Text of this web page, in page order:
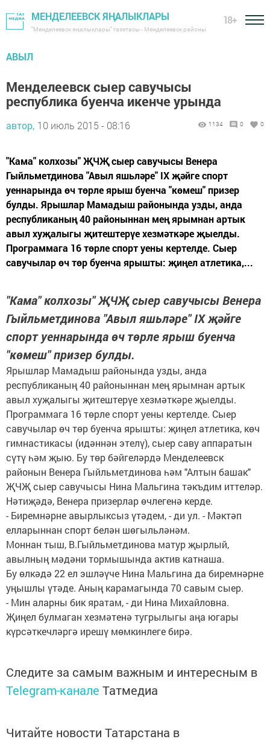
МЕНДЕЛЕЕВСК ЯҢАЛЫКЛАРЫ
"Менделеевск яңалыклары" газетасы - Менделеевск районы
18+
АВЫЛ
Менделеевск сыер савучысы
республика буенча икенче урында
автор, 10 июль 2015 - 08:16 1134 0 0
"Кама" колхозы" ҖЧҖ сыер савучысы Венера
Гыйльметдинова "Авыл яшьләре" IX җәйге спорт
уеннарында өч төрле ярыш буенча "көмеш" призер
булды. Ярышлар Мамадыш районында узды, анда
республиканың 40 районыннан мең ярымнан артык
авыл хуҗалыгы җитештерүе хезмәткәре җыелды.
Программага 16 төрле спорт уены кертелде. Сыер
савучылар өч төр буенча ярышты: җиңел атлетика,...
"Кама" колхозы" ҖЧҖ сыер савучысы Венера
Гыйльметдинова "Авыл яшьләре" IX җәйге
спорт уеннарында өч төрле ярыш буенча
"көмеш" призер булды.
Ярышлар Мамадыш районында узды, анда
республиканың 40 районыннан мең ярымнан артык
авыл хуҗалыгы җитештерүе хезмәткәре җыелды.
Программага 16 төрле спорт уены кертелде. Сыер
савучылар өч төр буенча ярышты: җиңел атлетика, көч
гимнастикасы (идәннән этелү), сыер саву аппаратын
сүтү һәм җыю. Бу төр бәйгеләрдә Менделеевск
районын Венера Гыйльметдинова һәм "Алтын башак"
ҖЧҖ сыер савучысы Нина Мальгина тәкъдим иттеләр.
Нәтиҗәдә, Венера призерлар өчлегенә керде.
- Биремнәрне авырлыксыз үтәдем, - ди ул. - Мәктәп
елларыннан спорт белән шөгыльләнәм.
Моннан тыш, В.Гыйльметдинова матур җырлый,
авылның мәдәни тормышында актив катнаша.
Бу өлкәдә 22 ел эшләүче Нина Мальгина да биремнәрне
уңышлы үтәде. Аның карамагында 70 савым сыер.
- Мин аларны бик яратам, - ди Нина Михайловна.
Җиңел булмаган хезмәтенә тугрылыгы аңа югары
күрсәткечләргә ирешү мөмкинлеге бирә.
Следите за самым важным и интересным в
Telegram-канале Татмедиа
Читайте новости Татарстана в